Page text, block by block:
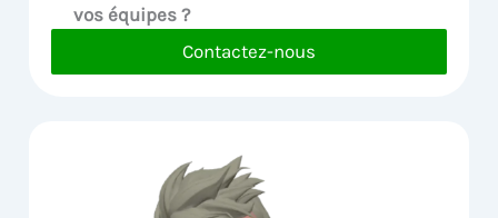
vos équipes ?
Contactez-nous